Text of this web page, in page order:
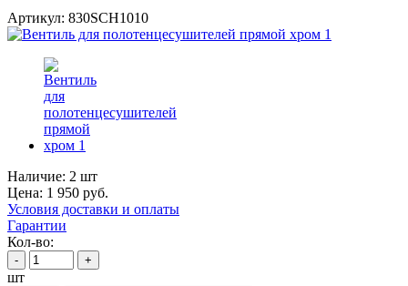
Артикул: 830SCH1010
Наличие: 2 шт
Цена: 1 950 руб.
Условия доставки и оплаты
Гарантии
Кол-во:
- +
шт